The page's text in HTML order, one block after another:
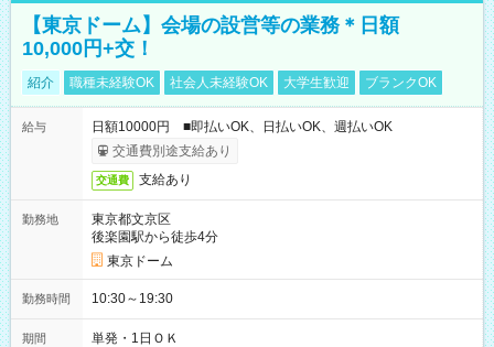
【東京ドーム】会場の設営等の業務＊日額
10,000円+交！
紹介 職種未経験OK 社会人未経験OK 大学生歓迎 ブランクOK
給与
日額10000円 ■即払いOK、日払いOK、週払いOK
交通費別途支給あり
交通費 支給あり
勤務地
東京都文京区
後楽園駅から徒歩4分
東京ドーム
勤務時間 10:30～19:30
期間 単発・1日ＯＫ